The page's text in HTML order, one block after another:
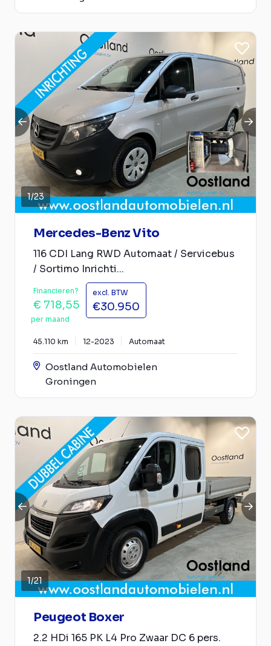
1/23
Mercedes-Benz Vito
116 CDI Lang RWD Automaat / Servicebus
/ Sortimo Inrichti...
Financieren?
€ 718,55
per maand
excl. BTW
€30.950
45.110 km 12-2023 Automaat
Oostland Automobielen
Groningen
1/21
Peugeot Boxer
2.2 HDi 165 PK L4 Pro Zwaar DC 6 pers.